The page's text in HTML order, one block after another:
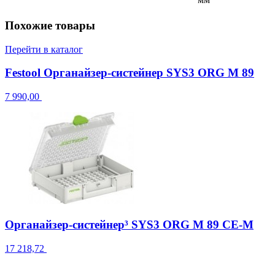
Похожие товары
Перейти в каталог
Festool Органайзер-систейнер SYS3 ORG M 89
7 990,00
Органайзер-систейнер³ SYS3 ORG M 89 CE-M
17 218,72